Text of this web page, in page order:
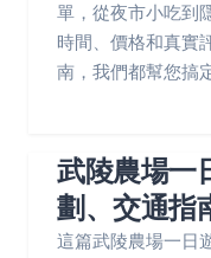
單，從夜市小吃到
時間、價格和真實
南，我們都幫您搞
武陵農場一
劃、交通指
這篇武陵農場一日